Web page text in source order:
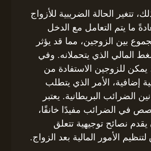
تتغير الحالة الضريبية للأزواج
ما يتم التعامل مع الدخل
بين الزوجين، مما قد يؤثر
المالي الذي يتحملانه. وفي
يمكن للزوجين الاستفادة من
إضافية، الأمر الذي يتطلب
الضرائب البريطانية. يعتبر
في الضرائب مفيدًا خانقًا،
نصائح توجيهية تتعلق
الأمور المالية بعد الزواج.